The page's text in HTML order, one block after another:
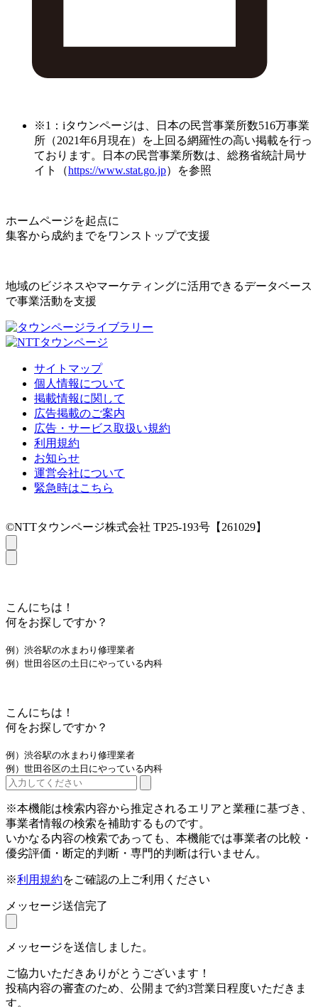
※1：iタウンページは、日本の民営事業所数516万事業
所（2021年6月現在）を上回る網羅性の高い掲載を行っ
ております。日本の民営事業所数は、総務省統計局サ
イト（https://www.stat.go.jp）を参照
ホームページを起点に
集客から成約までをワンストップで支援
地域のビジネスやマーケティングに活用できるデータベース
で事業活動を支援
サイトマップ
個人情報について
掲載情報に関して
広告掲載のご案内
広告・サービス取扱い規約
利用規約
お知らせ
運営会社について
緊急時はこちら
©NTTタウンページ株式会社 TP25-193号【261029】
こんにちは！
何をお探しですか？
例）渋谷駅の水まわり修理業者
例）世田谷区の土日にやっている内科
こんにちは！
何をお探しですか？
例）渋谷駅の水まわり修理業者
例）世田谷区の土日にやっている内科
※本機能は検索内容から推定されるエリアと業種に基づき、
事業者情報の検索を補助するものです。
いかなる内容の検索であっても、本機能では事業者の比較・
優劣評価・断定的判断・専門的判断は行いません。
※利用規約をご確認の上ご利用ください
メッセージ送信完了
メッセージを送信しました。
ご協力いただきありがとうございます！
投稿内容の審査のため、公開まで約3営業日程度いただきま
す。